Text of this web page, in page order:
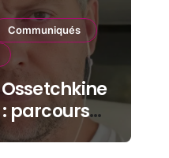
Communiqués
parcours
sous